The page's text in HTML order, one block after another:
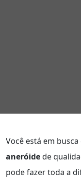
Você está em busca
aneróidede
pode fazer toda a